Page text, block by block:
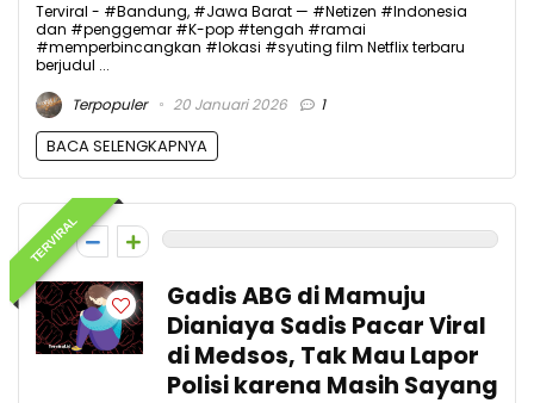
Terviral - #Bandung, #Jawa Barat — #Netizen #Indonesia
dan #penggemar #K-pop #tengah #ramai
#memperbincangkan #lokasi #syuting film Netflix terbaru
berjudul ...
Terpopuler
20 Januari 2026 1
BACA SELENGKAPNYA
TERVIRAL
0
Gadis ABG di Mamuju
Dianiaya Sadis Pacar Viral
di Medsos, Tak Mau Lapor
Polisi karena Masih Sayang